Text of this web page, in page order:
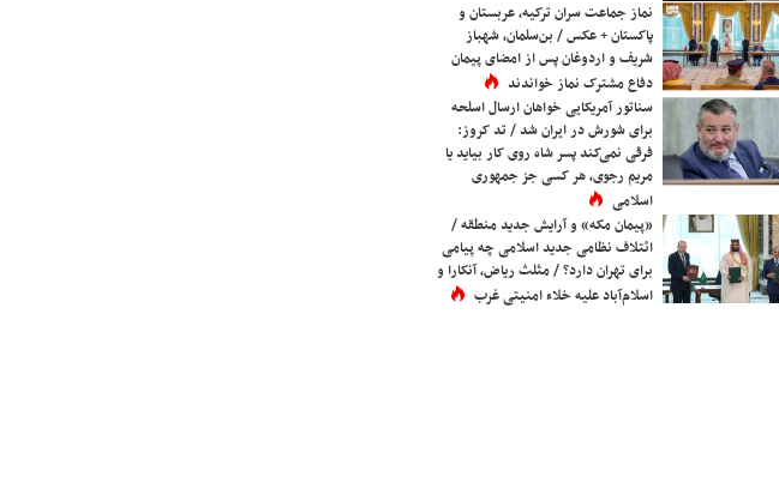
نماز جماعت سران ترکیه، عربستان و
پاکستان + عکس / بن‌سلمان، شهباز
شریف و اردوغان پس از امضای پیمان
دفاع مشترک نماز خواندند
سناتور آمریکایی خواهان ارسال اسلحه
برای شورش در ایران شد / تد کروز:
فرقی نمی‌کند پسر شاه روی کار بیاید یا
مریم رجوی، هر کسی جز جمهوری
اسلامی
«پیمان مکه» و آرایش جدید منطقه /
ائتلاف نظامی جدید اسلامی چه پیامی
برای تهران دارد؟ / مثلث ریاض، آنکارا و
اسلام‌آباد علیه خلاء امنیتی غرب